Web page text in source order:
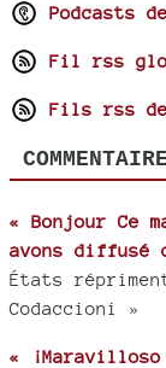
Podcasts
Fil rss
Fils rss
« Bonjour Ce
avons diffusé
États
Codaccioni »
«